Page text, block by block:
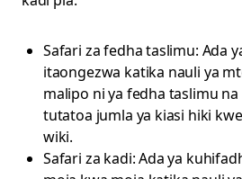
Safari za fedha taslimu: Ada
itaongezwa katika nauli ya
malipo ni ya fedha taslimu
tutatoa jumla ya kiasi hiki
wiki.
Safari za kadi: Ada ya